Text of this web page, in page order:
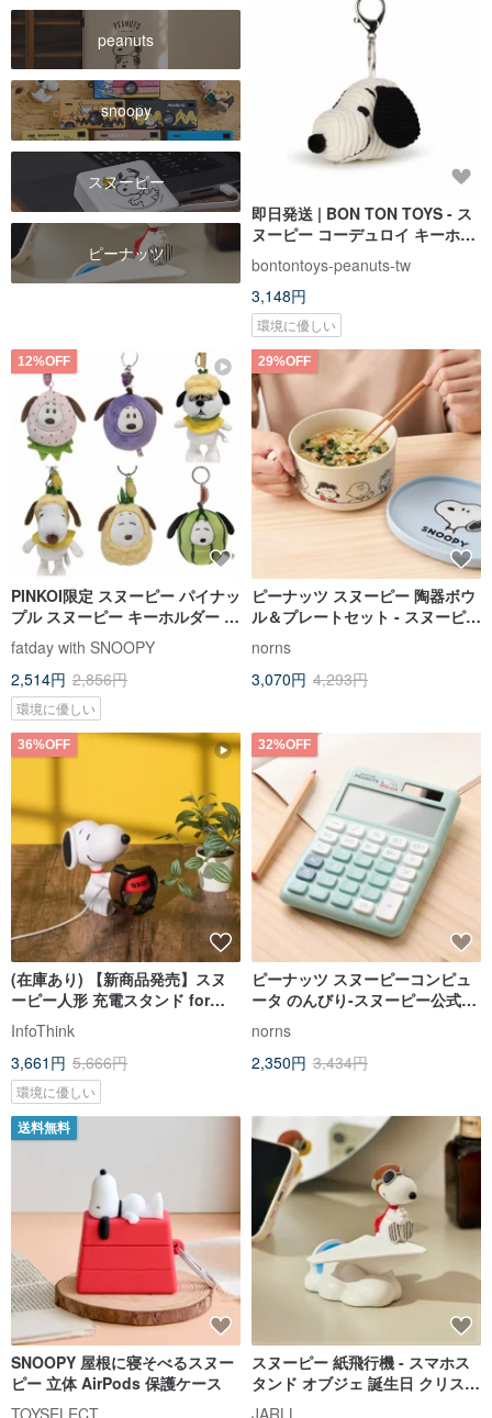
peanuts
snoopy
スヌーピー
ピーナッツ
即日発送 | BON TON TOYS - ス
ヌーピー コーデュロイ キーホル
ダー - クリーム 4.5cm
bontontoys-peanuts-tw
3,148円
環境に優しい
12%OFF
PINKOI限定 スヌーピー パイナッ
プル スヌーピー キーホルダー キ
ーリング バッグチャーム フルー
ツスヌーピー
fatday with SNOOPY
2,514円 2,856円
環境に優しい
29%OFF
ピーナッツ スヌーピー 陶器ボウ
ル＆プレートセット - スヌーピー
スナックプレート、スープボウ
ル、皿、食器
norns
3,070円 4,293円
36%OFF
(在庫あり) 【新商品発売】スヌ
ーピー人形 充電スタンド for
Apple Watch (未充電)
InfoThink
3,661円 5,666円
環境に優しい
32%OFF
ピーナッツ スヌーピーコンピュ
ータ のんびり-スヌーピー公式文
算機
norns
2,350円 3,434円
送料無料
SNOOPY 屋根に寝そべるスヌー
ピー 立体 AirPods 保護ケース
TOYSELECT
スヌーピー 紙飛行機 - スマホス
タンド オブジェ 誕生日 クリスマ
ス プレゼント ピーナッツ
JARLL